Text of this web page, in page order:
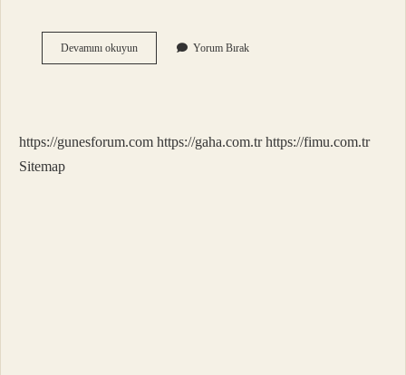
Devamını okuyun4
B
Yapabilir
Yorum Bırak
https://gunesforum.com https://gaha.com.tr https://fimu.com.tr
Sitemap